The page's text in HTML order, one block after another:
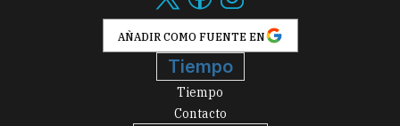
AÑADIR COMO FUENTE EN
Tiempo
Tiempo
Contacto